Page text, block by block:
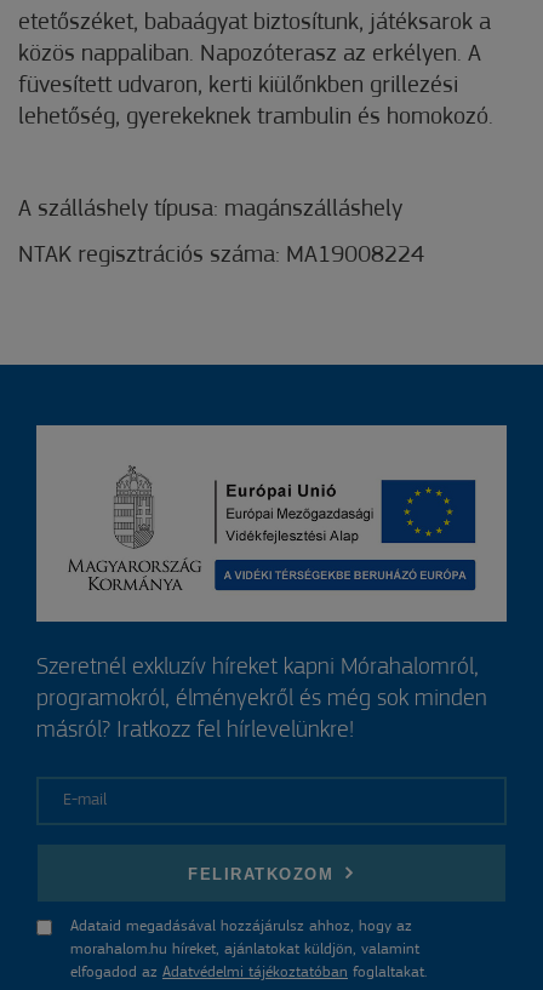
Törölközőt, hajszárítót biztosítunk.
Vezeték nélküli internet elérhető. Külön kérésre
etetőszéket, babaágyat biztosítunk, játéksarok a
közös nappaliban. Napozóterasz az erkélyen. A
Szeretnél exkluzív híreket kapni Mórahalomról,
programokról, élményekről és még sok minden
másról? Iratkozz fel hírlevelünkre!
FELIRATKOZOM